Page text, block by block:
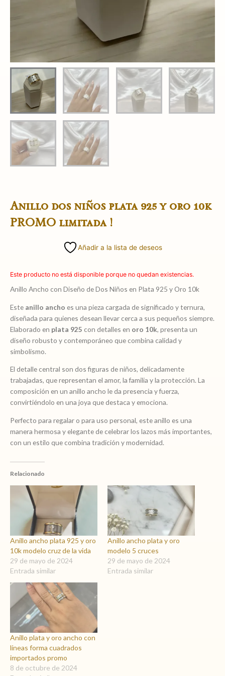
Anillo dos niños plata 925 y oro 10k
PROMO limitada !
Añadir a la lista de deseos
Este producto no está disponible porque no quedan existencias.
Anillo Ancho con Diseño de Dos Niños en Plata 925 y Oro 10k
Este anillo ancho es una pieza cargada de significado y ternura,
diseñada para quienes desean llevar cerca a sus pequeños siempre.
Elaborado en plata 925 con detalles en oro 10k, presenta un
diseño robusto y contemporáneo que combina calidad y
simbolismo.
El detalle central son dos figuras de niños, delicadamente
trabajadas, que representan el amor, la familia y la protección. La
composición en un anillo ancho le da presencia y fuerza,
convirtiéndolo en una joya que destaca y emociona.
Perfecto para regalar o para uso personal, este anillo es una
manera hermosa y elegante de celebrar los lazos más importantes,
con un estilo que combina tradición y modernidad.
Relacionado
Anillo ancho plata 925 y oro
10k modelo cruz de la vida
29 de mayo de 2024
Entrada similar
Anillo ancho plata y oro
modelo 5 cruces
29 de mayo de 2024
Entrada similar
Anillo plata y oro ancho con
líneas forma cuadrados
importados promo
8 de octubre de 2024